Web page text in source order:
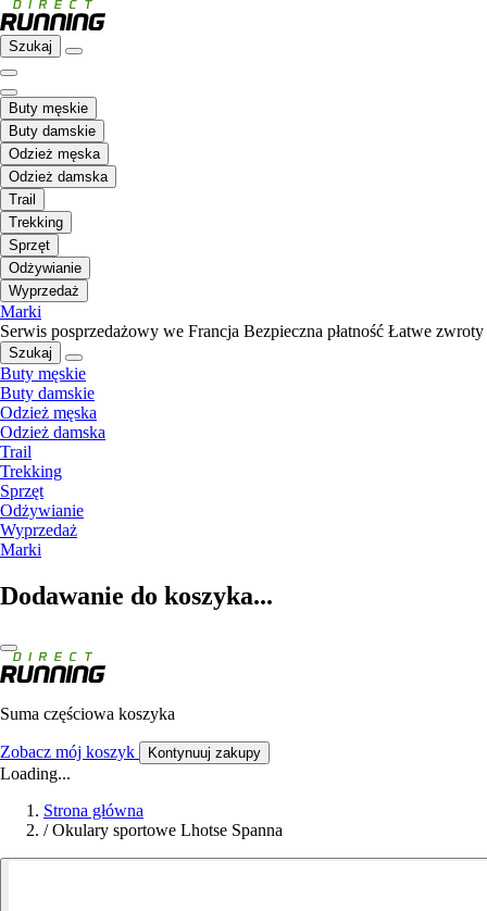
Szukaj
Buty męskie
Buty damskie
Odzież męska
Odzież damska
Trail
Trekking
Sprzęt
Odżywianie
Wyprzedaż
Marki
Serwis posprzedażowy we Francja Bezpieczna płatność Łatwe zwroty
Szukaj
Buty męskie
Buty damskie
Odzież męska
Odzież damska
Trail
Trekking
Sprzęt
Odżywianie
Wyprzedaż
Marki
Dodawanie do koszyka...
Suma częściowa koszyka
Zobacz mój koszyk Kontynuuj zakupy
Loading...
Strona główna
/ Okulary sportowe Lhotse Spanna